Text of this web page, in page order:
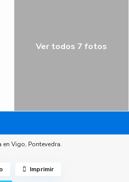
Ver todos 7 fotos
en Vigo, Pontevedra.
Imprimir